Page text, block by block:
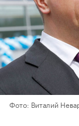
Фото: Виталий